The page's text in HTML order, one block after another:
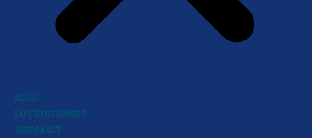
BLOG
LOV EDICIONES
MEDIAKIT